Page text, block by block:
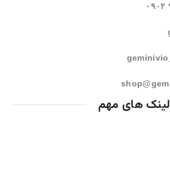
لینک های مهم